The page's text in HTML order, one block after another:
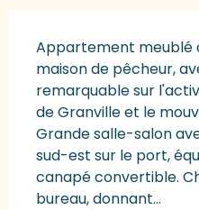
Appartement meublé
maison de pêcheur,
remarquable sur
de Granville et le
Grande salle-salon
sud-est sur le port,
canapé convertible.
bureau, donnant...